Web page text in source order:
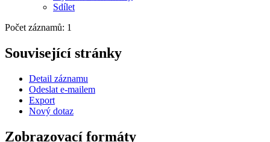
Sdílet
Počet záznamů: 1
Související stránky
Detail záznamu
Odeslat e-mailem
Export
Nový dotaz
Zobrazovací formáty